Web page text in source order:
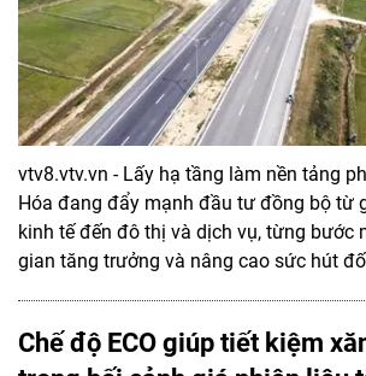
vtv8.vtv.vn - Lấy hạ tầng làm nền tảng
Hóa đang đẩy mạnh đầu tư đồng bộ từ
kinh tế đến đô thị và dịch vụ, từng bước
gian tăng trưởng và nâng cao sức hút
Chế độ ECO giúp tiết kiệm